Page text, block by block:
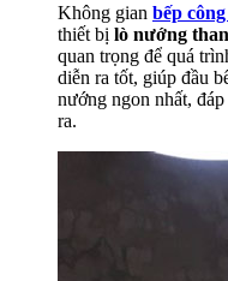
Không gian bếp
thiết bị lò nướng
quan trọng để quá
diễn ra tốt, giúp đầu
nướng ngon nhất,
ra.